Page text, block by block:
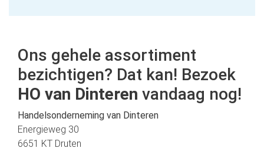
Ons gehele assortiment
bezichtigen? Dat kan! Bezoek
HO van Dinteren vandaag nog!
Handelsonderneming van Dinteren
Energieweg 30
6651 KT Druten